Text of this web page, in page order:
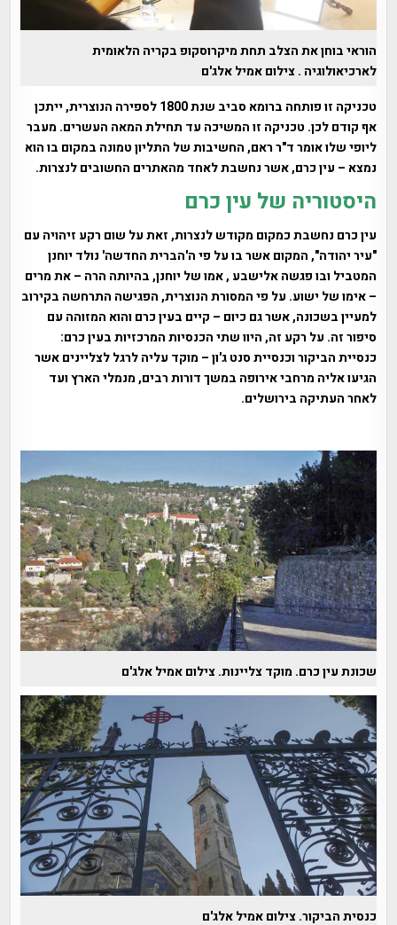
הוראי בוחן את הצלב תחת מיקרוסקופ בקריה הלאומית
לארכיאולוגיה . צילום אמיל אלג'ם
טכניקה זו פותחה ברומא סביב שנת 1800 לספירה הנוצרית, ייתכן
אף קודם לכן. טכניקה זו המשיכה עד תחילת המאה העשרים. מעבר
ליופי שלו אומר ד"ר ראם, החשיבות של התליון טמונה במקום בו הוא
נמצא – עין כרם, אשר נחשבת לאחד מהאתרים החשובים לנצרות.
היסטוריה של עין כרם
עין כרם נחשבת כמקום מקודש לנצרות, זאת על שום רקע זיהויה עם
"עיר יהודה", המקום אשר בו על פי ה'הברית החדשה' נולד יוחנן
המטביל ובו פגשה אלישבע , אמו של יוחנן, בהיותה הרה – את מרים
– אימו של ישוע. על פי המסורת הנוצרית, הפגישה התרחשה בקירוב
למעיין בשכונה, אשר גם כיום – קיים בעין כרם והוא המזוהה עם
סיפור זה. על רקע זה, היוו שתי הכנסיות המרכזיות בעין כרם:
כנסיית הביקור וכנסיית סנט ג'ון – מוקד עליה לרגל לצליינים אשר
הגיעו אליה מרחבי אירופה במשך דורות רבים, מנמלי הארץ ועד
לאחר העתיקה בירושלים.
שכונת עין כרם. מוקד צליינות. צילום אמיל אלג'ם
כנסית הביקור. צילום אמיל אלג'ם